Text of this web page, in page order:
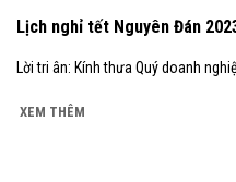
Lịch nghỉ tết Nguyên Đán
Lời tri ân: Kính thưa Quý doanh
XEM THÊM